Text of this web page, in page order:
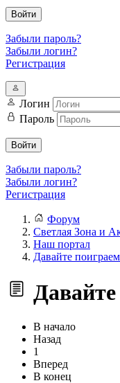
Войти
Забыли пароль?
Забыли логин?
Регистрация
Логин
Пароль
Войти
Забыли пароль?
Забыли логин?
Регистрация
Форум
Светлая Зона и
Наш портал
Давайте
В начало
Назад
1
Вперед
В конец